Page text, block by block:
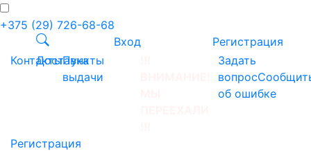
+375 (29) 726-68-68
Вход
Регистрация
КонтактыДоставка
Пункты
выдачи
Задать
вопрос
об ошибке
Регистрация